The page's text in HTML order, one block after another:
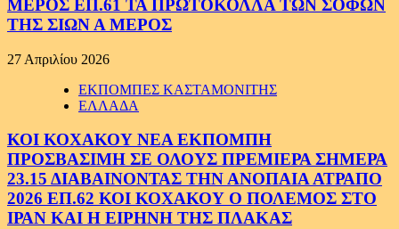
ΜΕΡΟΣ ΕΠ.61 ΤΑ ΠΡΩΤΟΚΟΛΛΑ ΤΩΝ ΣΟΦΩΝ
ΤΗΣ ΣΙΩΝ Α ΜΕΡΟΣ
27 Απριλίου 2026
ΕΚΠΟΜΠΕΣ ΚΑΣΤΑΜΟΝΙΤΗΣ
ΕΛΛΑΔΑ
ΚΟΙ ΚΟΧΑΚΟΥ ΝΕΑ ΕΚΠΟΜΠΗ
ΠΡΟΣΒΑΣΙΜΗ ΣΕ ΟΛΟΥΣ ΠΡΕΜΙΕΡΑ ΣΗΜΕΡΑ
23.15 ΔΙΑΒΑΙΝΟΝΤΑΣ ΤΗΝ ΑΝΟΠΑΙΑ ΑΤΡΑΠΟ
2026 ΕΠ.62 ΚΟΙ ΚΟΧΑΚΟΥ Ο ΠΟΛΕΜΟΣ ΣΤΟ
ΙΡΑΝ ΚΑΙ Η ΕΙΡΗΝΗ ΤΗΣ ΠΛΑΚΑΣ